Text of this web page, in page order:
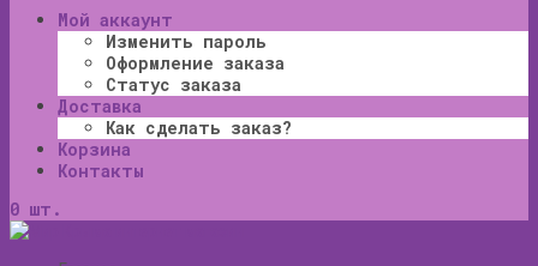
Мой аккаунт
Изменить пароль
Оформление заказа
Статус заказа
Доставка
Как сделать заказ?
Корзина
Контакты
0 шт.